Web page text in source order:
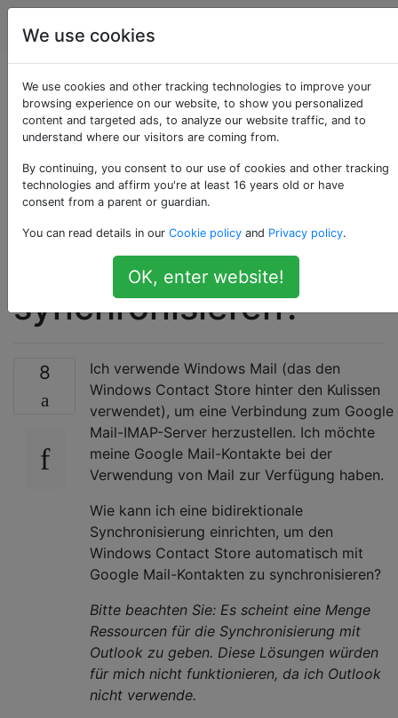
Computerbenutzer
Wie kann ich
Windows-Kontakte in
beide Richtungen mit
Google Mail-
Kontakten
synchronisieren?
8
Ich verwende Windows Mail (das den
Windows Contact Store hinter den Kulissen
verwendet), um eine Verbindung zum Google
Mail-IMAP-Server herzustellen. Ich möchte
meine Google Mail-Kontakte bei der
Verwendung von Mail zur Verfügung haben.
Wie kann ich eine bidirektionale
Synchronisierung einrichten, um den
Windows Contact Store automatisch mit
Google Mail-Kontakten zu synchronisieren?
Bitte beachten Sie: Es scheint eine Menge
Ressourcen für die Synchronisierung mit
Outlook zu geben. Diese Lösungen würden
für mich nicht funktionieren, da ich Outlook
nicht verwende.
We use cookies
We use cookies and other tracking technologies to improve your
browsing experience on our website, to show you personalized
content and targeted ads, to analyze our website traffic, and to
understand where our visitors are coming from.
By continuing, you consent to our use of cookies and other tracking
technologies and affirm you're at least 16 years old or have
consent from a parent or guardian.
You can read details in our Cookie policy and Privacy policy.
OK, enter website!